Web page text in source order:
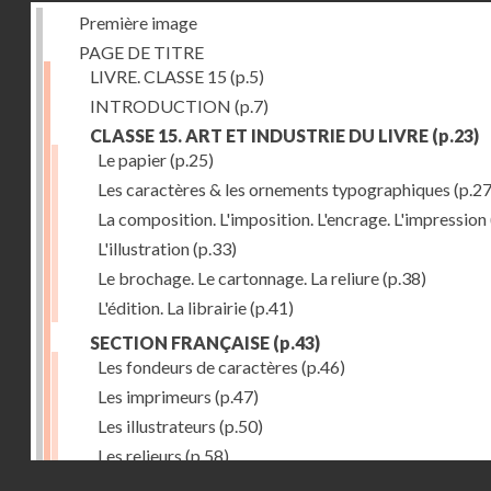
Première image
PAGE DE TITRE
LIVRE. CLASSE 15 (p.5)
INTRODUCTION (p.7)
CLASSE 15. ART ET INDUSTRIE DU LIVRE (p.23)
Le papier(p.25)
Les caractères & les ornements typographiques
La composition. L'imposition. L'encrage. L'impression
L'illustration(p.33)
Le brochage. Le cartonnage. La reliure(p.38)
L'édition. La librairie(p.41)
SECTION FRANÇAISE (p.43)
Les fondeurs de caractères (p.46)
Les imprimeurs (p.47)
Les illustrateurs (p.50)
Les relieurs (p.58)